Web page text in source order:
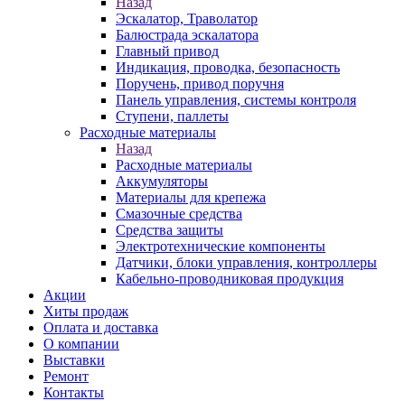
Эскалатор, Траволатор
Балюстрада эскалатора
Главный привод
Индикация, проводка, безопасность
Поручень, привод поручня
Панель управления, системы контроля
Ступени, паллеты
Расходные материалы
Назад
Расходные материалы
Аккумуляторы
Материалы для крепежа
Смазочные средства
Средства защиты
Электротехнические компоненты
Датчики, блоки управления, контроллеры
Кабельно-проводниковая продукция
Акции
Хиты продаж
Оплата и доставка
О компании
Выставки
Ремонт
Контакты